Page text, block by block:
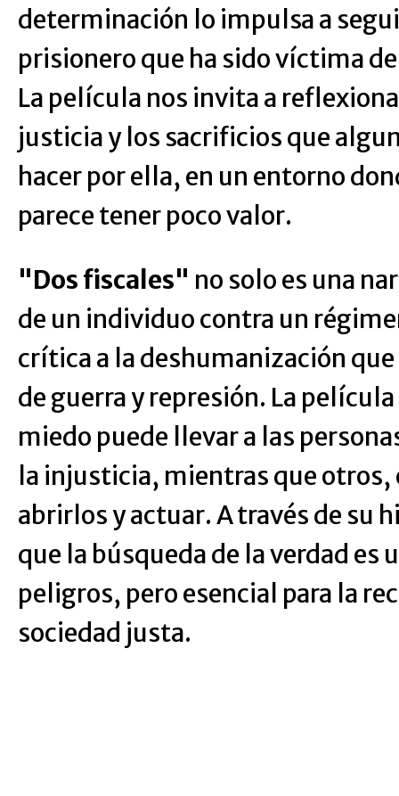
determinación lo impulsa a
prisionero que ha sido víctima
La película nos invita a
justicia y los sacrificios que
hacer por ella, en un entorno
parece tener poco valor.
"Dos fiscales" no solo es una
de un individuo contra un
crítica a la deshumanización
de guerra y represión. La
miedo puede llevar a las
la injusticia, mientras que otros,
abrirlos y actuar. A través de su
que la búsqueda de la verdad es
peligros, pero esencial para la
sociedad justa.